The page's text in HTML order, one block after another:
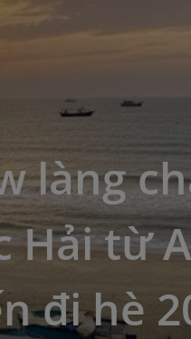
làng
Hải từ
đi hè